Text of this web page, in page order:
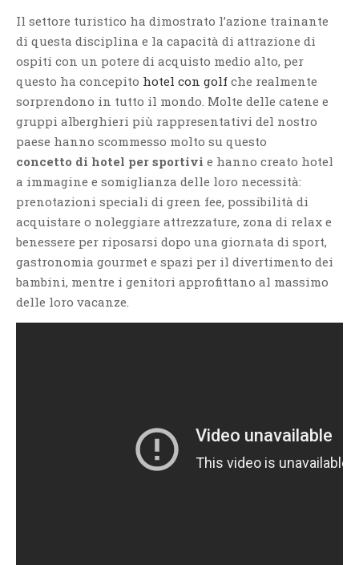
Il settore turistico ha dimostrato l’azione trainante
di questa disciplina e la capacità di attrazione di
ospiti con un potere di acquisto medio alto, per
questo ha concepito hotel con golf che realmente
sorprendono in tutto il mondo. Molte delle catene e
gruppi alberghieri più rappresentativi del nostro
paese hanno scommesso molto su questo
concetto di hotel per sportivi e hanno creato hotel
a immagine e somiglianza delle loro necessità:
prenotazioni speciali di green fee, possibilità di
acquistare o noleggiare attrezzature, zona di relax e
benessere per riposarsi dopo una giornata di sport,
gastronomia gourmet e spazi per il divertimento dei
bambini, mentre i genitori approfittano al massimo
delle loro vacanze.